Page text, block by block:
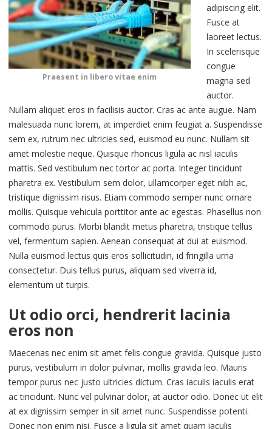
Praesent in libero vitae enim
adipiscing elit.
Fusce at
laoreet lectus.
In scelerisque
congue
magna sed
auctor.
Nullam aliquet eros in facilisis auctor. Cras ac ante augue. Nam
malesuada nunc lorem, at imperdiet enim feugiat a. Suspendisse
sem ex, rutrum nec ultricies sed, euismod eu nunc. Nullam sit
amet molestie neque. Quisque rhoncus ligula ac nisl iaculis
mattis. Sed vestibulum nec tortor ac porta. Integer tincidunt
pharetra ex. Vestibulum sem dolor, ullamcorper eget nibh ac,
tristique dignissim risus. Etiam commodo semper nunc ornare
mollis. Quisque vehicula porttitor ante ac egestas. Phasellus non
commodo purus. Morbi blandit metus pharetra, tristique tellus
vel, fermentum sapien. Aenean consequat at dui at euismod.
Nulla euismod lectus quis eros sollicitudin, id fringilla urna
consectetur. Duis tellus purus, aliquam sed viverra id,
elementum ut turpis.
Ut odio orci, hendrerit lacinia
eros non
Maecenas nec enim sit amet felis congue gravida. Quisque justo
purus, vestibulum in dolor pulvinar, mollis gravida leo. Mauris
tempor purus nec justo ultricies dictum. Cras iaculis iaculis erat
ac tincidunt. Nunc vel pulvinar dolor, at auctor odio. Donec ut elit
at ex dignissim semper in sit amet nunc. Suspendisse potenti.
Donec non enim nisi. Fusce a ligula sit amet quam iaculis